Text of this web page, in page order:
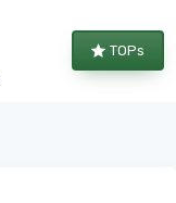
TOPs